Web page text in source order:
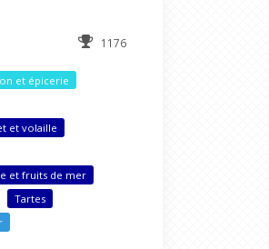
1176
et épicerie
et volaille
et fruits de mer
Tartes